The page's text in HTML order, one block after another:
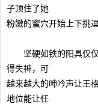
子顶住了她
粉嫩的蜜穴开始上下挑逗
坚硬如铁的阳具仅仅
得失神，可
越来越大的呻吟声让王
地位能让任